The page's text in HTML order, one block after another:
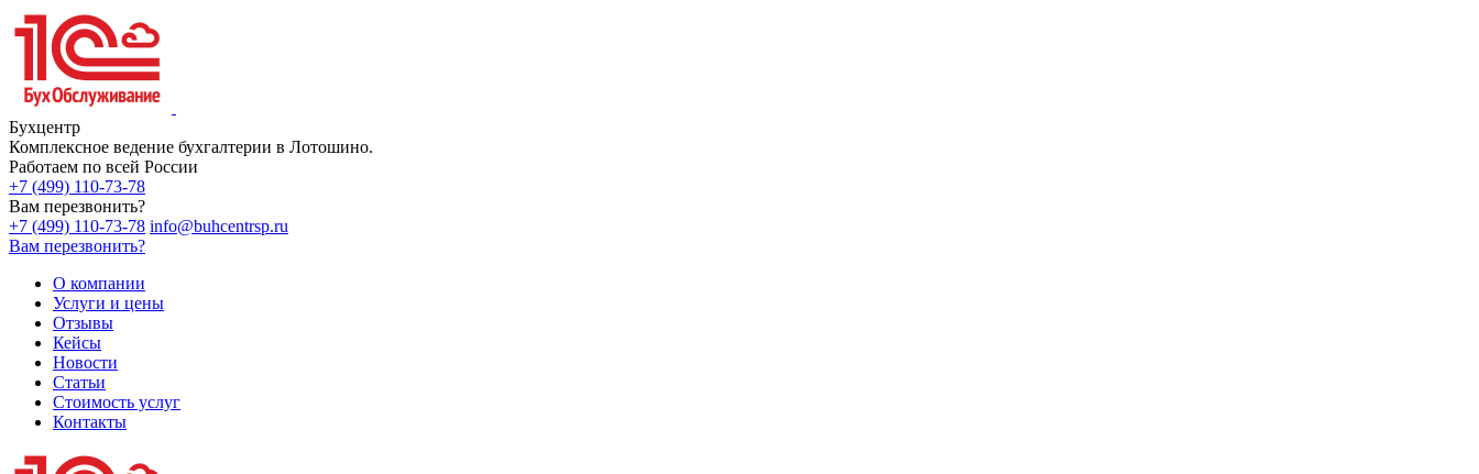
Бухцентр
Комплексное ведение бухгалтерии в Лотошино.
Работаем по всей России
+7 (499) 110-73-78
Вам перезвонить?
+7 (499) 110-73-78 info@buhcentrsp.ru
Вам перезвонить?
О компании
Услуги и цены
Отзывы
Кейсы
Новости
Статьи
Стоимость услуг
Контакты